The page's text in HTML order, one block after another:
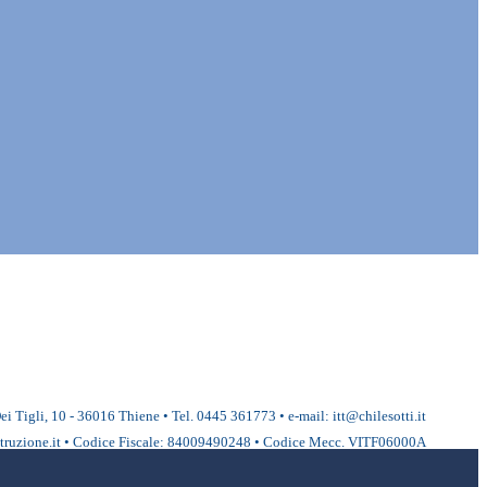
Tigli, 10 - 36016 Thiene • Tel. 0445 361773 • e-mail: itt@chilesotti.it
• Codice Fiscale: 84009490248 • Codice Mecc. VITF06000A